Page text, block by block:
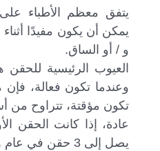
يتفق معظم الأطباء
يمكن أن يكون مفيدًا أثناء
و / أو الساق.
العيوب الرئيسية للحقن
وعندما تكون فعالة،
تكون مؤقتة، تتراوح من
عادة، إذا كانت الحقن
يصل إلى 3 حقن في عام واحد.